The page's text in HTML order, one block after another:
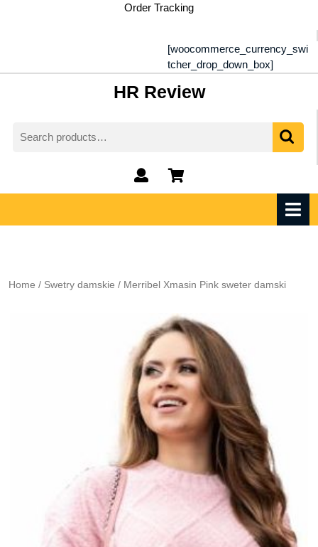
Order Tracking
[woocommerce_currency_swi
tcher_drop_down_box]
HR Review
for:
My
Account
shopping
cart
Home / Swetry damskie / Merribel Xmasin Pink sweter damski